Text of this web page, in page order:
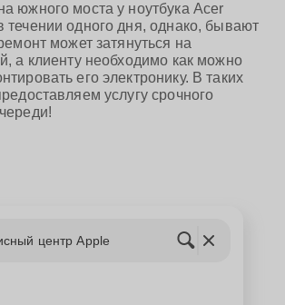
южного моста у ноутбука Acer
течении одного дня, однако, бывают
может затянуться на
а клиенту необходимо как можно
его электронику. В таких
услугу срочного
центр Apple